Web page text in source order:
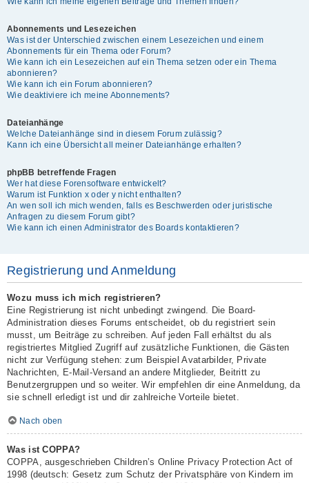
Abonnements und Lesezeichen
Was ist der Unterschied zwischen einem Lesezeichen und einem
Abonnements für ein Thema oder Forum?
Wie kann ich ein Lesezeichen auf ein Thema setzen oder ein Thema
abonnieren?
Wie kann ich ein Forum abonnieren?
Wie deaktiviere ich meine Abonnements?
Dateianhänge
Welche Dateianhänge sind in diesem Forum zulässig?
Kann ich eine Übersicht all meiner Dateianhänge erhalten?
phpBB betreffende Fragen
Wer hat diese Forensoftware entwickelt?
Warum ist Funktion x oder y nicht enthalten?
An wen soll ich mich wenden, falls es Beschwerden oder juristische
Anfragen zu diesem Forum gibt?
Wie kann ich einen Administrator des Boards kontaktieren?
Registrierung und Anmeldung
Wozu muss ich mich registrieren?
Eine Registrierung ist nicht unbedingt zwingend. Die Board-
Administration dieses Forums entscheidet, ob du registriert sein
musst, um Beiträge zu schreiben. Auf jeden Fall erhältst du als
registriertes Mitglied Zugriff auf zusätzliche Funktionen, die Gästen
nicht zur Verfügung stehen: zum Beispiel Avatarbilder, Private
Nachrichten, E-Mail-Versand an andere Mitglieder, Beitritt zu
Benutzergruppen und so weiter. Wir empfehlen dir eine Anmeldung, da
sie schnell erledigt ist und dir zahlreiche Vorteile bietet.
Nach oben
Was ist COPPA?
COPPA, ausgeschrieben Children’s Online Privacy Protection Act of
1998 (deutsch: Gesetz zum Schutz der Privatsphäre von Kindern im